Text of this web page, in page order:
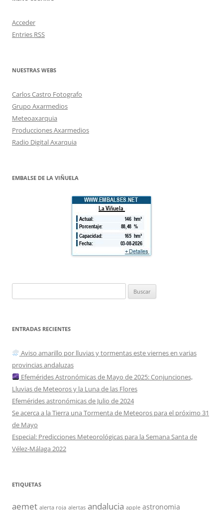
Acceder
Entries RSS
NUESTRAS WEBS
Carlos Castro Fotografo
Grupo Axarmedios
Meteoaxarquia
Producciones Axarmedios
Radio Digital Axarquia
EMBALSE DE LA VIÑUELA
ENTRADAS RECIENTES
Aviso amarillo por lluvias y tormentas este viernes en varias
provincias andaluzas
Efemérides Astronómicas de Mayo de 2025: Conjunciones,
Lluvias de Meteoros y la Luna de las Flores
Efemérides astronómicas de Julio de 2024
Se acerca a la Tierra una Tormenta de Meteoros para el próximo 31
de Mayo
Especial: Predicciones Meteorológicas para la Semana Santa de
Vélez-Málaga 2022
ETIQUETAS
aemet alerta roja alertas andalucia apple astronomia